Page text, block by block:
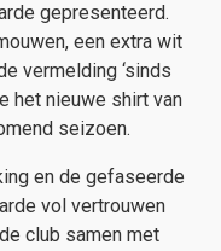
gepresenteerd.
een extra wit
vermelding ‘sinds
het nieuwe shirt van
seizoen.
en de gefaseerde
vol vertrouwen
club samen met